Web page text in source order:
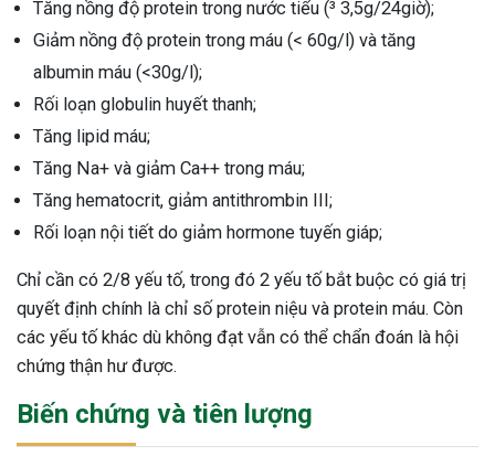
Tăng nồng độ protein trong nước tiểu (³ 3,5g/24giờ);
Giảm nồng độ protein trong máu (< 60g/l) và tăng
albumin máu (<30g/l);
Rối loạn globulin huyết thanh;
Tăng lipid máu;
Tăng Na+ và giảm Ca++ trong máu;
Tăng hematocrit, giảm antithrombin III;
Rối loạn nội tiết do giảm hormone tuyến giáp;
Chỉ cần có 2/8 yếu tố, trong đó 2 yếu tố bắt buộc có giá trị
quyết định chính là chỉ số protein niệu và protein máu. Còn
các yếu tố khác dù không đạt vẫn có thể chẩn đoán là hội
chứng thận hư được.
Biến chứng và tiên lượng